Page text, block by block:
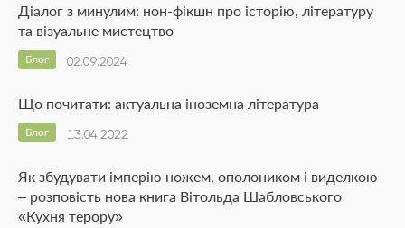
Діалог з минулим: нон-фікшн про історію, літературу
та візуальне мистецтво
02.09.2024
Блог
Що почитати: актуальна іноземна література
13.04.2022
Блог
Як збудувати імперію ножем, ополоником і виделкою
– розповість нова книга Вітольда Шабловського
«Кухня терору»